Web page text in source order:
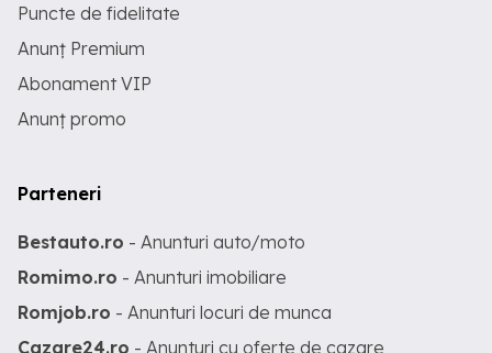
Puncte de fidelitate
Anunț Premium
Abonament VIP
Anunț promo
Parteneri
Bestauto.ro - Anunturi auto/moto
Romimo.ro - Anunturi imobiliare
Romjob.ro - Anunturi locuri de munca
Cazare24.ro - Anunturi cu oferte de cazare